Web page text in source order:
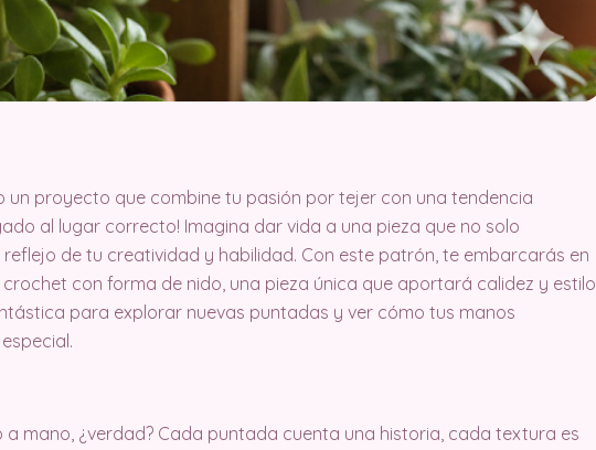
un proyecto que combine tu pasión por tejer con una tendencia
al lugar correcto! Imagina dar vida a una pieza que no solo
de tu creatividad y habilidad. Con este patrón, te embarcarás en
con forma de nido, una pieza única que aportará calidez y estilo
para explorar nuevas puntadas y ver cómo tus manos
mano, ¿verdad? Cada puntada cuenta una historia, cada textura es